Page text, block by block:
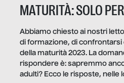
MATURITÀ: SOLO
Abbiamo chiesto ai nostri
di formazione, di confrontarsi
della maturità 2023. La
rispondere è: sapremmo
adulti? Ecco le risposte, nelle